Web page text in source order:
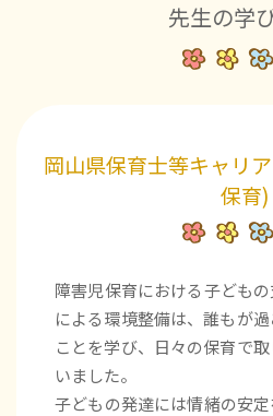
先生の学
岡山県保育士等キャリ
保育)
障害児保育における子ども
による環境整備は、誰もが
ことを学び、日々の保育で
いました。
子どもの発達には情緒の安